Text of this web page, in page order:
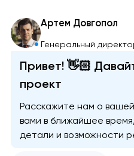
Артем Довгопол
Генеральный
Привет! 👋🏻
проект
Расскажите нам о
вами в ближайшее
детали и возможности